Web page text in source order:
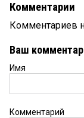
Комментарии
Комментариев
Ваш
Имя
Комментарий